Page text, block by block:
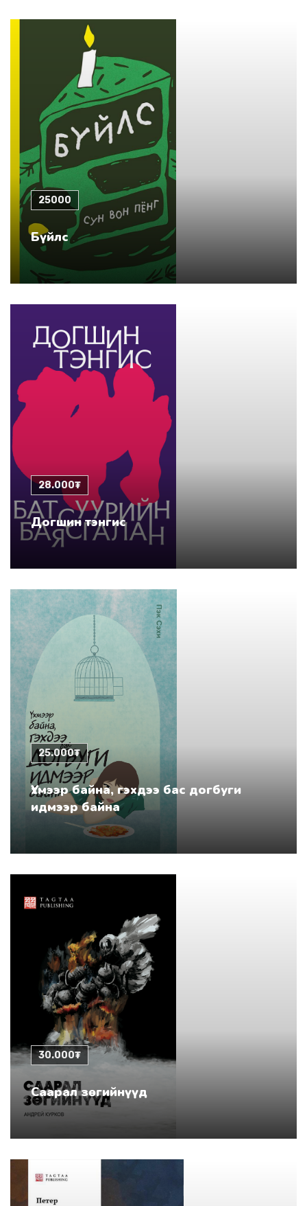
25000
Бүйлс
28.000₮
Догшин тэнгис
25.000₮
Үхмээр байна, гэхдээ бас догбуги
идмээр байна
30.000₮
Саарал зөгийнүүд